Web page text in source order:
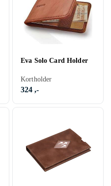
Eva Solo Card Holder
Kortholder
324 ,-